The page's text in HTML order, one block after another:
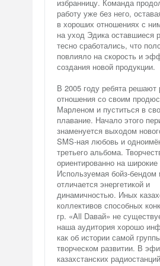
избранницу. Команда
работу уже без него,
в хороших отношениях с
на уход Эдика оставшиеся
тесно сработались, что
повлияло на скорость и
создания новой продукции.
В 2005 году ребята решают
отношения со своим
Марленом и пуститься в
плавание. Начало этого
знаменуется выходом
SMS-ная любовь и
третьего альбома.
ориентированно на
Используемая бойз-бендом
отличается энергетикой и
динамичностью. Иных
коллективов способных
гр. «All Dавай» не
наша аудитория хорошо
как об истории самой
творческом развитии. В
казахстанских